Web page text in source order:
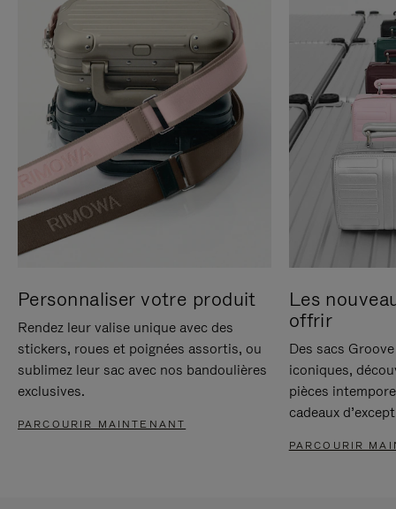
Personnaliser votre produit
Rendez leur valise unique avec des
stickers, roues et poignées assortis, ou
sublimez leur sac avec nos bandoulières
exclusives.
PARCOURIR MAINTENANT
Les
offrir
Des sacs
iconiques,
pièces
cadeaux
PARCOURIR